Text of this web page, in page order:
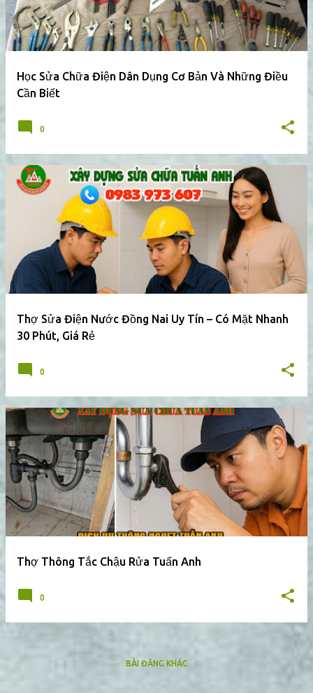
Học Sửa Chữa Điện Dân Dụng Cơ Bản Và Những Điều
Cần Biết
0
Thợ Sửa Điện Nước Đồng Nai Uy Tín – Có Mặt Nhanh
30 Phút, Giá Rẻ
0
Thợ Thông Tắc Chậu Rửa Tuấn Anh
0
BÀI ĐĂNG KHÁC